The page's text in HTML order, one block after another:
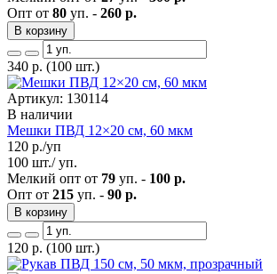
Опт от 80 уп. - 260 р.
В корзину
340 р. (100 шт.)
Артикул: 130114
В наличии
Мешки ПВД 12×20 см, 60 мкм
120 р./уп
100 шт./ уп.
Мелкий опт от 79 уп. - 100 р.
Опт от 215 уп. - 90 р.
В корзину
120 р. (100 шт.)